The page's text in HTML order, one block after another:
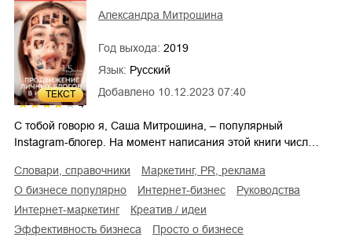
ТЕКСТ
4
Добавлено 10.12.2023 07:40
Александра Митрошина
Год выхода: 2019
Язык: Русский
С тобой говорю я, Саша Митрошина, – популярный
Instagram-блогер. На момент написания этой книги числ…
словари, справочники
маркетинг, PR, реклама
о бизнесе популярно
интернет-бизнес
руководства
интернет-маркетинг
креатив / идеи
эффективность бизнеса
просто о бизнесе